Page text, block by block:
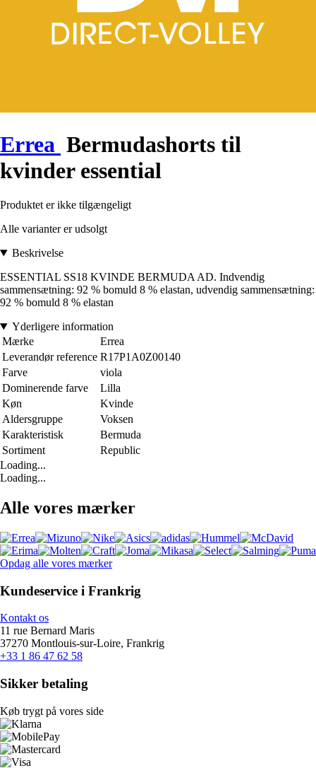
Errea Bermudashorts til
kvinder essential
Produktet er ikke tilgængeligt
Alle varianter er udsolgt
Beskrivelse
ESSENTIAL SS18 KVINDE BERMUDA AD. Indvendig
sammensætning: 92 % bomuld 8 % elastan, udvendig sammensætning:
92 % bomuld 8 % elastan
Yderligere information
Mærke
Errea
Leverandør reference R17P1A0Z00140
Farve
viola
Dominerende farve
Lilla
Køn
Kvinde
Aldersgruppe
Voksen
Karakteristisk
Bermuda
Sortiment
Republic
Loading...
Loading...
Alle vores mærker
Opdag alle vores mærker
Kundeservice i Frankrig
Kontakt os
11 rue Bernard Maris
37270 Montlouis-sur-Loire, Frankrig
+33 1 86 47 62 58
Sikker betaling
Køb trygt på vores side